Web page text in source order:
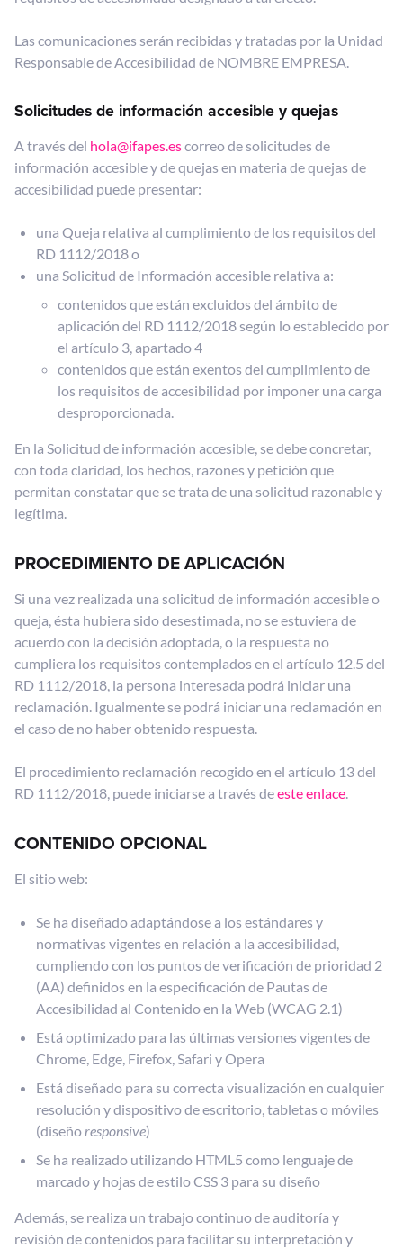
Las comunicaciones serán recibidas y tratadas por la Unidad
Responsable de Accesibilidad de NOMBRE EMPRESA.
Solicitudes de información accesible y quejas
A través del hola@ifapes.escorreo de solicitudes de
información accesible y de quejas en materia de quejas de
accesibilidad puede presentar:
una Queja relativa al cumplimiento de los requisitos del
RD 1112/2018 o
una Solicitud de Información accesible relativa a:
contenidos que están excluidos del ámbito de
aplicación del RD 1112/2018 según lo establecido por
el artículo 3, apartado 4
contenidos que están exentos del cumplimiento de
los requisitos de accesibilidad por imponer una carga
desproporcionada.
En la Solicitud de información accesible, se debe concretar,
con toda claridad, los hechos, razones y petición que
permitan constatar que se trata de una solicitud razonable y
legítima.
PROCEDIMIENTO DE APLICACIÓN
Si una vez realizada una solicitud de información accesible o
queja, ésta hubiera sido desestimada, no se estuviera de
acuerdo con la decisión adoptada, o la respuesta no
cumpliera los requisitos contemplados en el artículo 12.5 del
RD 1112/2018, la persona interesada podrá iniciar una
reclamación. Igualmente se podrá iniciar una reclamación en
el caso de no haber obtenido respuesta.
El procedimiento reclamación recogido en el artículo 13 del
RD 1112/2018, puede iniciarse a través deeste enlace.
CONTENIDO OPCIONAL
El sitio web:
Se ha diseñado adaptándose a los estándares y
normativas vigentes en relación a la accesibilidad,
cumpliendo con los puntos de verificación de prioridad 2
(AA) definidos en la especificación de Pautas de
Accesibilidad al Contenido en la Web (WCAG 2.1)
Está optimizado para las últimas versiones vigentes de
Chrome, Edge, Firefox, Safari y Opera
Está diseñado para su correcta visualización en cualquier
resolución y dispositivo de escritorio, tabletas o móviles
(diseñoresponsive)
Se ha realizado utilizando HTML5 como lenguaje de
marcado y hojas de estilo CSS 3 para su diseño
Además, se realiza un trabajo continuo de auditoría y
revisión de contenidos para facilitar su interpretación y